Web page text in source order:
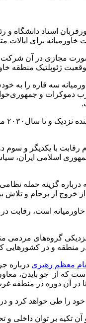
استاد
خاورمیانه برای
مجازی در آن
ژئوپلتیک منطقه
سه قاره را
و جمهوری‌خواه
رقابت با یکدیگر و
اسلامی ایران،
درباره گزینه حمله
از برجام و تلاش
است، رقابت
گروه‌های مردمی
منطقه و در کشورهایی
معظم رهبری درباره
که از جو بایدن،
در آن دوره در منطقه
را طی خواهد کرد و
تکیه بر توان